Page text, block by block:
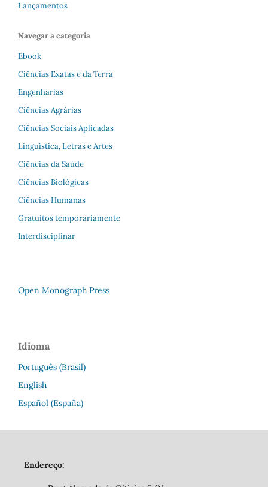
Lançamentos
Navegar a categoria
Ebook
Ciências Exatas e da Terra
Engenharias
Ciências Agrárias
Ciências Sociais Aplicadas
Linguística, Letras e Artes
Ciências da Saúde
Ciências Biológicas
Ciências Humanas
Gratuitos temporariamente
Interdisciplinar
Open Monograph Press
Idioma
Português (Brasil)
English
Español (España)
Endereço: